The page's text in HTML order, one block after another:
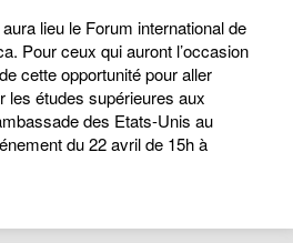
lieu le Forum international de
Pour ceux qui auront l’occasion
cette opportunité pour aller
les études supérieures aux
des Etats-Unis au
du 22 avril de 15h à